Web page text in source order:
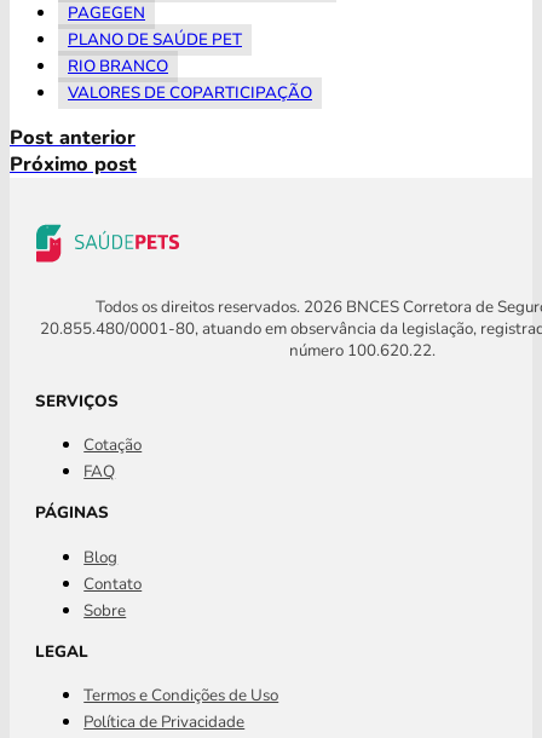
PAGEGEN
PLANO DE SAÚDE PET
RIO BRANCO
VALORES DE COPARTICIPAÇÃO
Post anterior
Próximo post
Todos os direitos reservados. 2026 BNCES Corretora de
20.855.480/0001-80, atuando em observância da legislação,
número 100.620.22.
SERVIÇOS
Cotação
FAQ
PÁGINAS
Blog
Contato
Sobre
LEGAL
Termos e Condições de Uso
Política de Privacidade